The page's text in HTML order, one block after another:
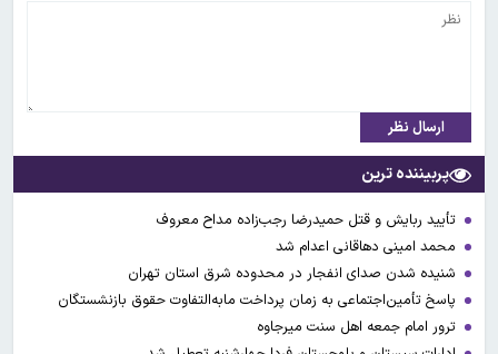
ارسال نظر
پربیننده ترین
تأیید ربایش و قتل حمیدرضا رجب‌زاده مداح معروف
محمد امینی دهاقانی اعدام شد
شنیده شدن صدای انفجار در محدوده شرق استان تهران
پاسخ تأمین‌اجتماعی به زمان پرداخت مابه‌التفاوت حقوق بازنشستگان
ترور امام جمعه اهل سنت میرجاوه